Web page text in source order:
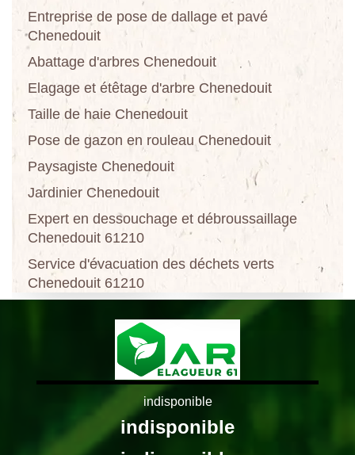
Entreprise de pose de dallage et pavé
Chenedouit
Abattage d'arbres Chenedouit
Elagage et étêtage d'arbre Chenedouit
Taille de haie Chenedouit
Pose de gazon en rouleau Chenedouit
Paysagiste Chenedouit
Jardinier Chenedouit
Expert en dessouchage et débroussaillage
Chenedouit 61210
Service d'évacuation des déchets verts
Chenedouit 61210
indisponible
indisponible